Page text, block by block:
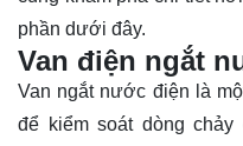
phần dưới đây.
Van điện ngắt
Van ngắt nước điện là
để kiểm soát dòng